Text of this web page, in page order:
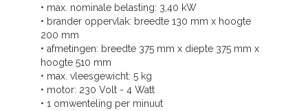
• max. nominale belasting: 3,40 kW
• brander oppervlak: breedte 130 mm x hoogte
200 mm
• afmetingen: breedte 375 mm x diepte 375 mm x
hoogte 510 mm
• max. vleesgewicht: 5 kg
• motor: 230 Volt - 4 Watt
• 1 omwenteling per minuut